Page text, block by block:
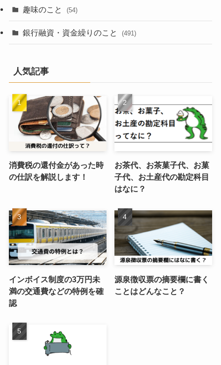
趣味のこと (54)
銀行融資・資金繰りのこと (491)
人気記事
消費税の還付金があった時
の仕訳を解説します！
お茶代、お茶菓子代、お菓
子代、お土産代の勘定科目
はなに？
インボイス制度の3万円未
満の交通費などの特例を確
認
源泉徴収票の摘要欄に書く
ことはどんなこと？